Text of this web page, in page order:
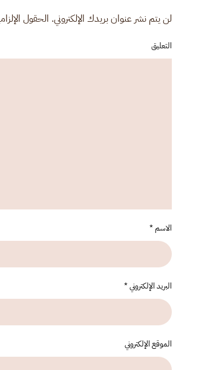
لن يتم نشر عنوان بريدك الإلكتروني. الحقول
التعليق
الاسم*
البريد الإلكتروني*
الموقع الإلكتروني